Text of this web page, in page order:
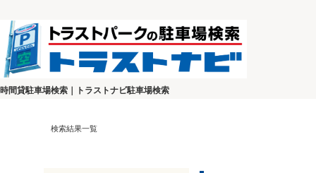
時間貸駐車場検索｜トラストナビ駐車場検索
検索結果一覧